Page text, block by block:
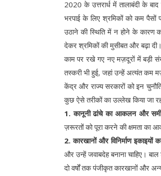
2020 के उत्तरार्ध में तालाबंदी के
भरपाई के लिए श्रमिकों को कम
उठाने की स्थिति में न होने के
देकर श्रमिकों की मुसीबत और बढ़ा दी।
काम पर रखे गए नए मज़दूरों में बड़ी
तस्करी भी हुई, जहां उन्हें अत्यंत कम
केंद्र और राज्य सरकारों को इन
कुछ ऐसे तरीकों का उल्लेख किया जा
1. कानूनी ढांचे का आकलन और
ज़रूरतों को पूरा करने की क्षमता का
2. कारखानों और विनिर्माण इकाइयों
और उन्हें जवाबदेह बनाना चाहिए।
दो वर्षों तक पंजीकृत कारखानों और अन्य